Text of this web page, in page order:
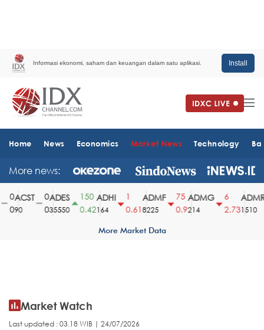
Informasi ekonomi, saham dan keuangan dalam satu aplikasi. Install
Home News Economics Market News Technology
More news:
ACST
90
ADES
35550
150
0.42
ADHI
164
0.61
ADMF
8225
75
0.9
ADMG
214
2.73
ADMR
1510
More Market Data
Market Watch
Last updated : 03.18 WIB | 24/07/2026